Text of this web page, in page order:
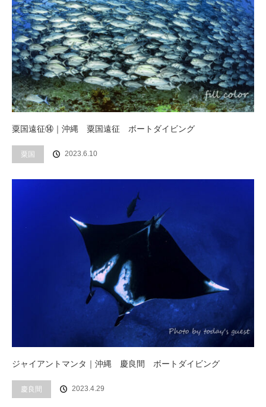
粟国遠征⑭｜沖縄 粟国遠征 ボートダイビング
粟国 2023.6.10
ジャイアントマンタ｜沖縄 慶良間 ボートダイビング
慶良間 2023.4.29